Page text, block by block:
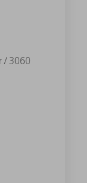
/ 3060